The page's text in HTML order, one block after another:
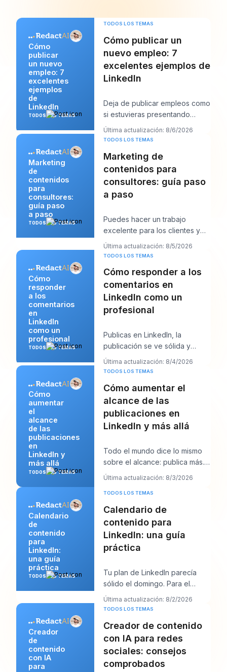
Cómo
publicar
un nuevo
empleo: 7
excelentes
ejemplos
de
LinkedIn
TODOS LOS TEMAS
TODOS LOS TEMAS
Cómo publicar un
nuevo empleo: 7
excelentes ejemplos de
LinkedIn
Deja de publicar empleos como
si estuvieras presentando
papeleo y empieza a
redactarlos como si inte
Última actualización: 8/6/2026
Marketing
de
contenidos
para
consultores:
guía paso
a paso
TODOS LOS TEMAS
TODOS LOS TEMAS
Marketing de
contenidos para
consultores: guía paso
a paso
Puedes hacer un trabajo
excelente para los clientes y
aun así sentirte extrañamente
invisible en lín
Última actualización: 8/5/2026
Cómo
responder
a los
comentarios
en
LinkedIn
como un
profesional
TODOS LOS TEMAS
TODOS LOS TEMAS
Cómo responder a los
comentarios en
LinkedIn como un
profesional
Publicas en LinkedIn, la
publicación se ve sólida y
entonces empieza el trabajo.
Aparecen unos cuant
Última actualización: 8/4/2026
Cómo
aumentar
el
alcance
de las
publicaciones
en
LinkedIn y
más allá
TODOS LOS TEMAS
TODOS LOS TEMAS
Cómo aumentar el
alcance de las
publicaciones en
LinkedIn y más allá
Todo el mundo dice lo mismo
sobre el alcance: publica más.
Ese consejo suena productivo,
Última actualización: 8/3/2026
Calendario
de
contenido
para
LinkedIn:
una guía
práctica
TODOS LOS TEMAS
TODOS LOS TEMAS
Calendario de
contenido para
LinkedIn: una guía
práctica
Tu plan de LinkedIn parecía
sólido el domingo. Para el
jueves, la cola está vacía, el
gancho que te
Última actualización: 8/2/2026
Creador
de
contenido
con IA
para
TODOS LOS TEMAS
Creador de contenido
con IA para redes
sociales: consejos
comprobados